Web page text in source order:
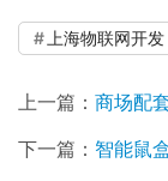
上海物联网开发
上一篇： 商场配
下一篇： 智能鼠